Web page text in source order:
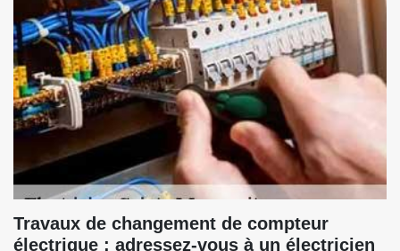
Travaux de changement de compteur
électrique : adressez-vous à un électricien